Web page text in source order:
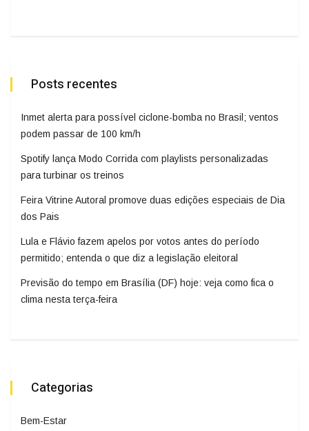
Posts recentes
Inmet alerta para possível ciclone-bomba no Brasil; ventos
podem passar de 100 km/h
Spotify lança Modo Corrida com playlists personalizadas
para turbinar os treinos
Feira Vitrine Autoral promove duas edições especiais de Dia
dos Pais
Lula e Flávio fazem apelos por votos antes do período
permitido; entenda o que diz a legislação eleitoral
Previsão do tempo em Brasília (DF) hoje: veja como fica o
clima nesta terça-feira
Categorias
Bem-Estar